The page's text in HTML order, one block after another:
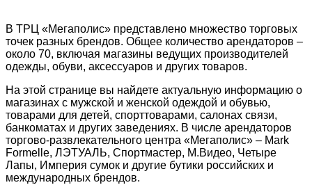
В ТРЦ «Мегаполис» представлено множество торговых
точек разных брендов. Общее количество арендаторов –
около 70, включая магазины ведущих производителей
одежды, обуви, аксессуаров и других товаров.
На этой странице вы найдете актуальную информацию о
магазинах с мужской и женской одеждой и обувью,
товарами для детей, спорттоварами, салонах связи,
банкоматах и других заведениях. В числе арендаторов
торгово-развлекательного центра «Мегаполис» – Mark
Formelle, ЛЭТУАЛЬ, Спортмастер, М.Видео, Четыре
Лапы, Империя сумок и другие бутики российских и
международных брендов.